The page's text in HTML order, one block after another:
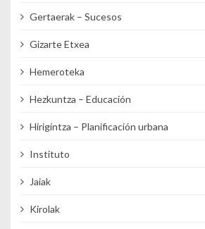
Gertaerak – Sucesos
Gizarte Etxea
Hemeroteka
Hezkuntza – Educación
Hirigintza – Planificación urbana
Instituto
Jaiak
Kirolak